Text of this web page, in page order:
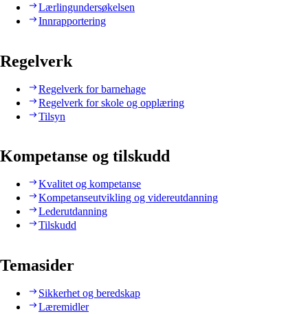
Lærlingundersøkelsen
Innrapportering
Regelverk
Regelverk for barnehage
Regelverk for skole og opplæring
Tilsyn
Kompetanse og tilskudd
Kvalitet og kompetanse
Kompetanseutvikling og videreutdanning
Lederutdanning
Tilskudd
Temasider
Sikkerhet og beredskap
Læremidler